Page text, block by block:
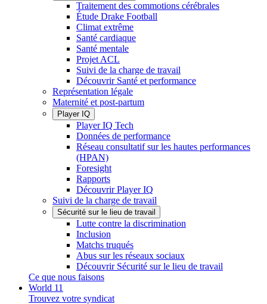
Traitement des commotions cérébrales
Étude Drake Football
Climat extrême
Santé cardiaque
Santé mentale
Projet ACL
Suivi de la charge de travail
Découvrir Santé et performance
Représentation légale
Maternité et post-partum
Player IQ
Player IQ Tech
Données de performance
Réseau consultatif sur les hautes performances
(HPAN)
Foresight
Rapports
Découvrir Player IQ
Suivi de la charge de travail
Sécurité sur le lieu de travail
Lutte contre la discrimination
Inclusion
Matchs truqués
Abus sur les réseaux sociaux
Découvrir Sécurité sur le lieu de travail
Ce que nous faisons
World 11
Trouvez votre syndicat